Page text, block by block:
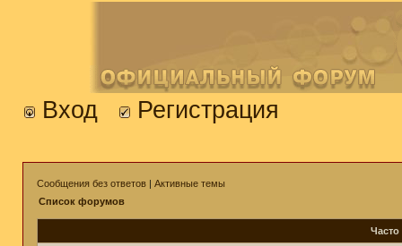
Вход Регистрация
Сообщения без ответов | Активные темы
Список форумов